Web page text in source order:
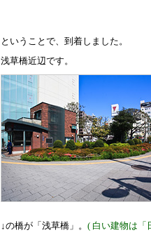
ということで、到着しました。
浅草橋近辺です。
↓の橋が「浅草橋」。 ( 白い建物は「